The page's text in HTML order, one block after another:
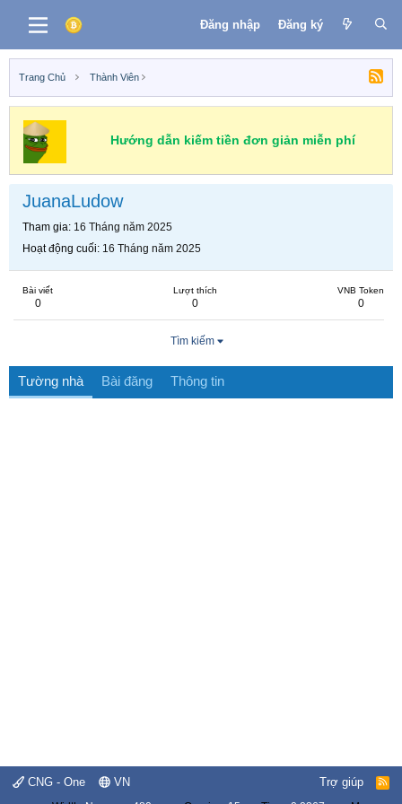
Đăng nhập Đăng ký
Trang Chủ Thành Viên
Hướng dẫn kiếm tiền đơn giản miễn phí
JuanaLudow
Tham gia 16 Tháng năm 2025
Hoạt động cuối 16 Tháng năm 2025
Bài viết
0
Lượt thích
0
VNB Token
0
Tìm kiếm
Tường nhà Bài đăng Thông tin
CNG - One VN Trợ giúp
R